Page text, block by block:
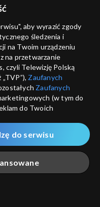
punkt widzenia
punkt widzenia
aby wyrazić zgody
śledzenia i
na Twoim urządzeniu
na przetwarzanie
czyli Telewizję Polską
Zaufanych
Zaufanych
(w tym do
do Twoich
na udostępnianie
odwiedzania przez
zwanych dalej
za pomocą
do serwisu